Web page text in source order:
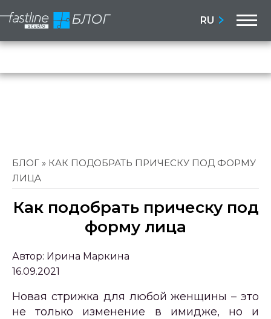
RU
БЛОГ » КАК ПОДОБРАТЬ ПРИЧЕСКУ ПОД ФОРМУ
ЛИЦА
Как подобрать прическу под
форму лица
Автор: Ирина Маркина
16.09.2021
Новая стрижка для любой женщины – это
не только изменение в имидже, но и